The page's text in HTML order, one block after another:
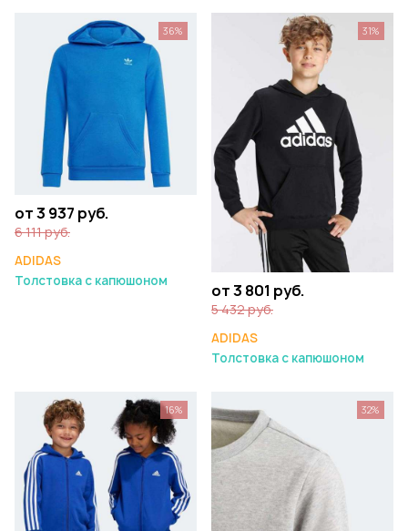
от 3 937 руб.
6 111 руб.
ADIDAS
Толстовка с капюшоном
36%
от 3 801 руб.
5 432 руб.
ADIDAS
Толстовка с капюшоном
31%
16% 32%